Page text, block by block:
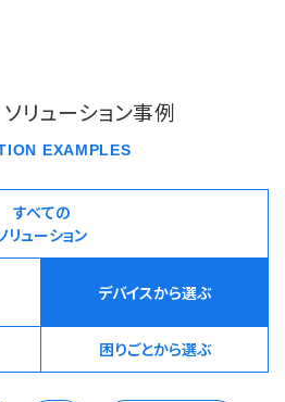
ソリューション事例
EXAMPLES
すべての
リューション
デバイスから選ぶ
困りごとから選ぶ